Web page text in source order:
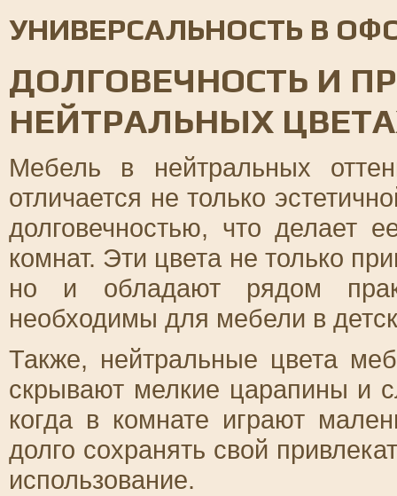
УНИВЕРСАЛЬНОСТЬ В
ДОЛГОВЕЧНОСТЬ И
НЕЙТРАЛЬНЫХ
Мебель в нейтральных
отличается не только
долговечностью, что делает
комнат. Эти цвета не только
но и обладают рядом
необходимы для мебели в
Также, нейтральные цвета
скрывают мелкие царапины и
когда в комнате играют
долго сохранять свой
использование.